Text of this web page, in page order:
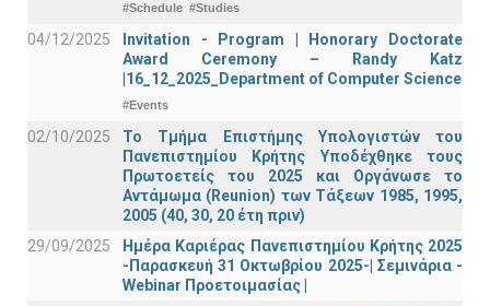
#Schedule #Studies
04/12/2025
Invitation - Program | Honorary Doctorate
Award Ceremony – Randy Katz
|16_12_2025_Department of Computer Science
#Events
02/10/2025
Το Τμήμα Επιστήμης Υπολογιστών του
Πανεπιστημίου Κρήτης Υποδέχθηκε τους
Πρωτοετείς του 2025 και Οργάνωσε το
Αντάμωμα (Reunion) των Τάξεων 1985, 1995,
2005 (40, 30, 20 έτη πριν)
29/09/2025
Ημέρα Καριέρας Πανεπιστημίου Κρήτης 2025
-Παρασκευή 31 Οκτωβρίου 2025-| Σεμινάρια -
Webinar Προετοιμασίας |